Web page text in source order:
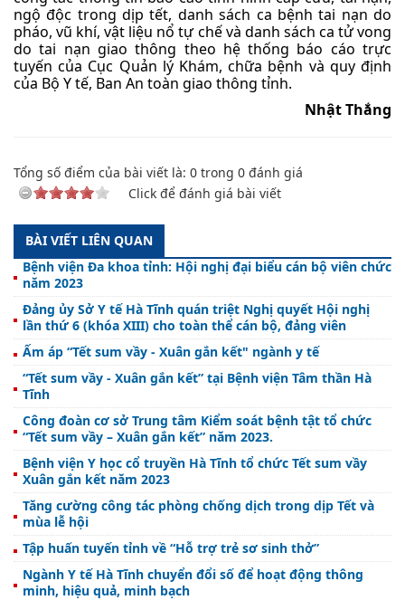
ngộ độc trong dịp tết, danh sách ca bệnh tai nạn do
pháo, vũ khí, vật liệu nổ tự chế và danh sách ca tử vong
do tai nạn giao thông theo hệ thống báo cáo trực
tuyến của Cục Quản lý Khám, chữa bệnh và quy định
của Bộ Y tế, Ban An toàn giao thông tỉnh.
Nhật Thắng
Tổng số điểm của bài viết là: 0 trong 0 đánh giá
Click để đánh giá bài viết
BÀI VIẾT LIÊN QUAN
Bệnh viện Đa khoa tỉnh: Hội nghị đại biểu cán bộ viên chức
năm 2023
Đảng ủy Sở Y tế Hà Tĩnh quán triệt Nghị quyết Hội nghị
lần thứ 6 (khóa XIII) cho toàn thể cán bộ, đảng viên
Ấm áp “Tết sum vầy - Xuân gắn kết" ngành y tế
“Tết sum vầy - Xuân gắn kết” tại Bệnh viện Tâm thần Hà
Tĩnh
Công đoàn cơ sở Trung tâm Kiểm soát bệnh tật tổ chức
“Tết sum vầy – Xuân gắn kết” năm 2023.
Bệnh viện Y học cổ truyền Hà Tĩnh tổ chức Tết sum vầy
Xuân gắn kết năm 2023
Tăng cường công tác phòng chống dịch trong dịp Tết và
mùa lễ hội
Tập huấn tuyến tỉnh về “Hỗ trợ trẻ sơ sinh thở”
Ngành Y tế Hà Tĩnh chuyển đổi số để hoạt động thông
minh, hiệu quả, minh bạch